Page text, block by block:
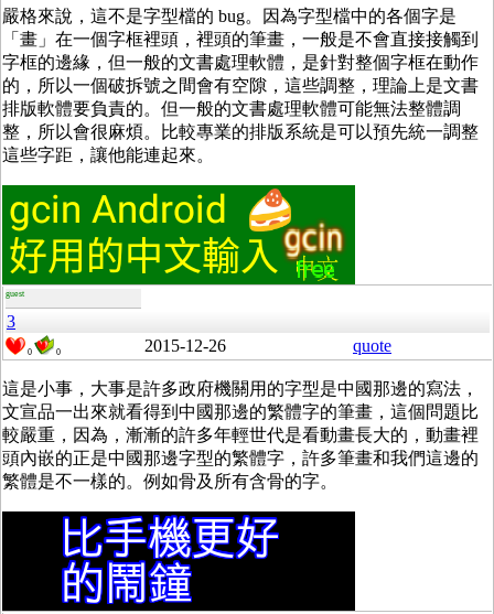
嚴格來說，這不是字型檔的 bug。因為字型檔中的各個字是
「畫」在一個字框裡頭，裡頭的筆畫，一般是不會直接接觸到
字框的邊緣，但一般的文書處理軟體，是針對整個字框在動作
的，所以一個破拆號之間會有空隙，這些調整，理論上是文書
排版軟體要負責的。但一般的文書處理軟體可能無法整體調
整，所以會很麻煩。比較專業的排版系統是可以預先統一調整
這些字距，讓他能連起來。
guest
3
0 0 2015-12-26 quote
這是小事，大事是許多政府機關用的字型是中國那邊的寫法，
文宣品一出來就看得到中國那邊的繁體字的筆畫，這個問題比
較嚴重，因為，漸漸的許多年輕世代是看動畫長大的，動畫裡
頭內嵌的正是中國那邊字型的繁體字，許多筆畫和我們這邊的
繁體是不一樣的。例如骨及所有含骨的字。